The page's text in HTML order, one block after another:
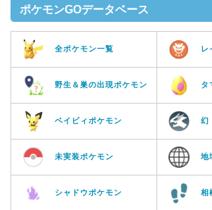
ポケモンGOデータベース
全ポケモン一覧 レ
野生＆巣の出現ポケモン タ
ベイビィポケモン 幻
未実装ポケモン 地
シャドウポケモン 相